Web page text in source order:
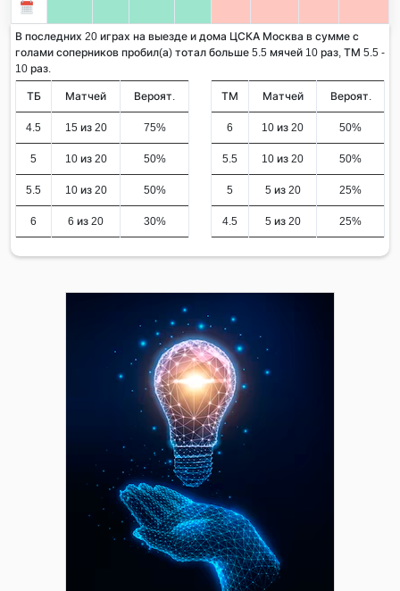
В последних 20 играх на выезде и дома ЦСКА Москва в сумме с
голами соперников пробил(а) тотал больше 5.5 мячей 10 раз, ТМ 5.5 -
10 раз.
ТБ Матчей Вероят.
4.5 15 из 20 75%
5 10 из 20 50%
5.5 10 из 20 50%
6 6 из 20 30%
ТМ Матчей Вероят.
6 10 из 20 50%
5.5 10 из 20 50%
5 5 из 20 25%
4.5 5 из 20 25%